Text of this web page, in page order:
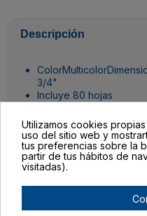
Descripción
3/4"
Incluye 80 hojas
Peso del Producto
Detalles del producto
Utilizamos cookies
uso del sitio web y
tus preferencias sobre la
partir de tus hábitos de
visitadas).